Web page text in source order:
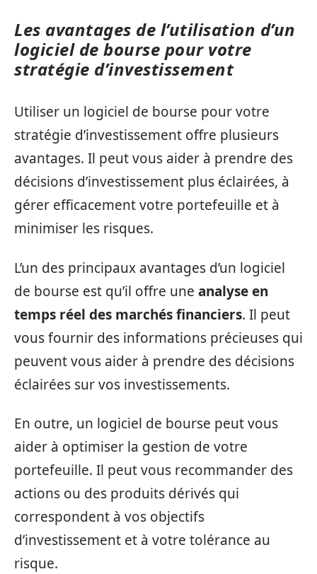
Les avantages de l’utilisation d’un
logiciel de bourse pour votre
stratégie d’investissement
Utiliser un logiciel de bourse pour votre
stratégie d’investissement offre plusieurs
avantages. Il peut vous aider à prendre des
décisions d’investissement plus éclairées, à
gérer efficacement votre portefeuille et à
minimiser les risques.
L’un des principaux avantages d’un logiciel
de bourse est qu’il offre une analyse en
temps réel des marchés financiers. Il peut
vous fournir des informations précieuses qui
peuvent vous aider à prendre des décisions
éclairées sur vos investissements.
En outre, un logiciel de bourse peut vous
aider à optimiser la gestion de votre
portefeuille. Il peut vous recommander des
actions ou des produits dérivés qui
correspondent à vos objectifs
d’investissement et à votre tolérance au
risque.